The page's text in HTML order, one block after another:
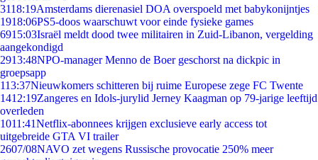
3118:19Amsterdams dierenasiel DOA overspoeld met babykonijntjes
1918:06PS5-doos waarschuwt voor einde fysieke games
6915:03Israël meldt dood twee militairen in Zuid-Libanon, vergelding
aangekondigd
2913:48NPO-manager Menno de Boer geschorst na dickpic in
groepsapp
113:37Nieuwkomers schitteren bij ruime Europese zege FC Twente
1412:19Zangeres en Idols-jurylid Jerney Kaagman op 79-jarige leeftijd
overleden
1011:41Netflix-abonnees krijgen exclusieve early access tot
uitgebreide GTA VI trailer
2607/08NAVO zet wegens Russische provocatie 250% meer